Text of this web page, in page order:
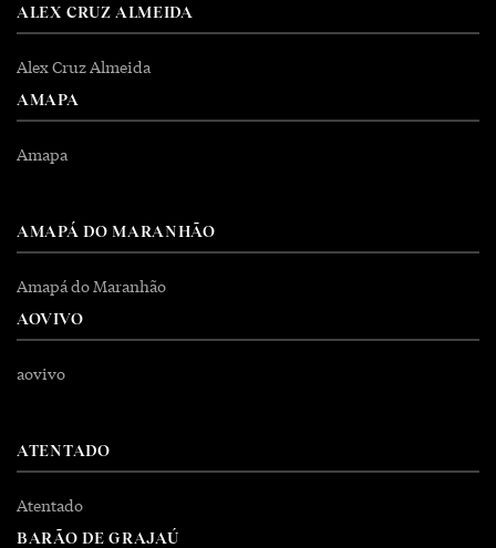
ALEX CRUZ ALMEIDA
Alex Cruz Almeida
AMAPA
Amapa
AMAPÁ DO MARANHÃO
Amapá do Maranhão
AOVIVO
aovivo
ATENTADO
Atentado
BARÃO DE GRAJAÚ